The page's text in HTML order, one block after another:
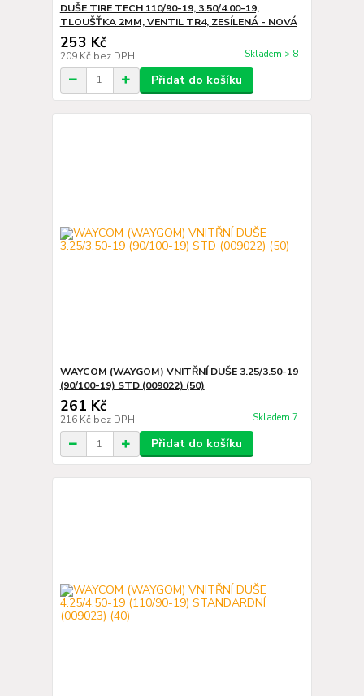
DUŠE TIRE TECH 110/90-19, 3.50/4.00-19,
TLOUŠŤKA 2MM, VENTIL TR4, ZESÍLENÁ - NOVÁ
253 Kč
209 Kč bez DPH Skladem > 8
Přidat do košíku
WAYCOM (WAYGOM) VNITŘNÍ DUŠE 3.25/3.50-19
(90/100-19) STD (009022) (50)
261 Kč
216 Kč bez DPH Skladem 7
Přidat do košíku